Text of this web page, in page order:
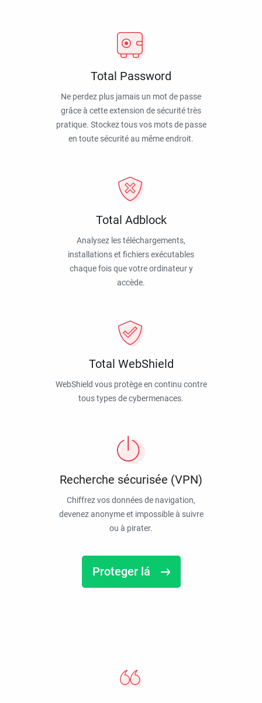
Total Password
Ne perdez plus jamais un mot de passe
grâce à cette extension de sécurité très
pratique. Stockez tous vos mots de passe
en toute sécurité au même endroit.
Total Adblock
Analysez les téléchargements,
installations et fichiers exécutables
chaque fois que votre ordinateur y
accède.
Total WebShield
WebShield vous protège en continu contre
tous types de cybermenaces.
Recherche sécurisée (VPN)
Chiffrez vos données de navigation,
devenez anonyme et impossible à suivre
ou à pirater.
Proteger lá